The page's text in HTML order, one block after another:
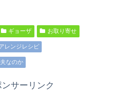
ギョーザ お取り寄せ
レンジレシピ
なのか
ンサーリンク